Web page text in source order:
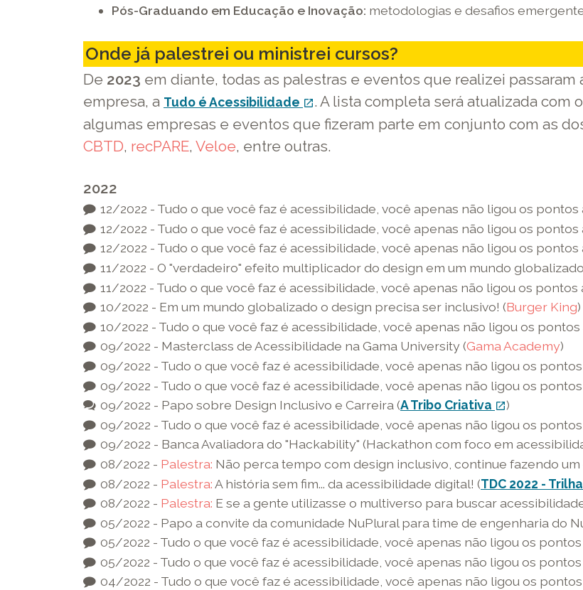
Pós-Graduando em Educação e Inovação: metodologias e desafios
Onde já palestrei ou ministrei cursos?
De 2023 em diante, todas as palestras e eventos que realizei passaram
empresa, a Tudo é Acessibilidade open_in_new
link
externo
-
abre
em
uma
nova
janela
. A lista completa será atualizada com
algumas empresas e eventos que fizeram parte em conjunto com as
CBTD, recPARE, Veloe, entre outras.
2022
12/2022 - Tudo o que você faz é acessibilidade, você apenas não ligou os pontos
12/2022 - Tudo o que você faz é acessibilidade, você apenas não ligou os pontos
12/2022 - Tudo o que você faz é acessibilidade, você apenas não ligou os pontos
11/2022 - O "verdadeiro" efeito multiplicador do design em um mundo
11/2022 - Tudo o que você faz é acessibilidade, você apenas não ligou os pontos
10/2022 - Em um mundo globalizado o design precisa ser inclusivo! (Burger King)
10/2022 - Tudo o que você faz é acessibilidade, você apenas não ligou os pontos
09/2022 - Masterclass de Acessibilidade na Gama University (Gama Academy)
09/2022 - Tudo o que você faz é acessibilidade, você apenas não ligou os pontos
09/2022 - Tudo o que você faz é acessibilidade, você apenas não ligou os pontos
09/2022 - Papo sobre Design Inclusivo e Carreira (A Tribo Criativa open_in_newlink
externo
-
o
link
em
janela
)
09/2022 - Tudo o que você faz é acessibilidade, você apenas não ligou os pontos
09/2022 - Banca Avaliadora do "Hackability" (Hackathon com foco em
08/2022 - Palestra: Não perca tempo com design inclusivo, continue fazendo um
08/2022 - Palestra: A história sem fim... da acessibilidade digital! (TDC 2022 -
08/2022 - Palestra: E se a gente utilizasse o multiverso para buscar
05/2022 - Papo a convite da comunidade NuPlural para time de engenharia do
05/2022 - Tudo o que você faz é acessibilidade, você apenas não ligou os pontos
05/2022 - Tudo o que você faz é acessibilidade, você apenas não ligou os pontos
04/2022 - Tudo o que você faz é acessibilidade, você apenas não ligou os pontos